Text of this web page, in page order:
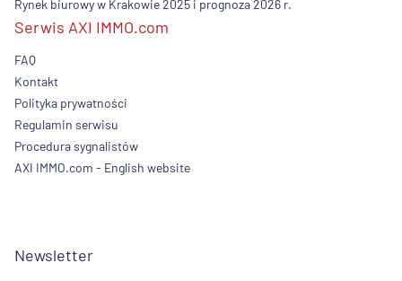
Rynek biurowy w Krakowie 2025 i prognoza 2026 r.
Serwis AXI IMMO.com
FAQ
Kontakt
Polityka prywatności
Regulamin serwisu
Procedura sygnalistów
AXI IMMO.com - English website
Newsletter